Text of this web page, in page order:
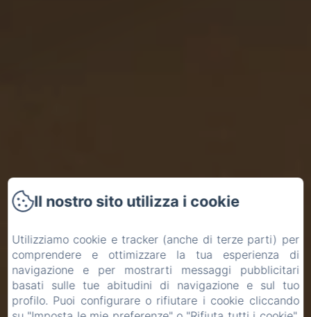
Il nostro sito utilizza i cookie
Utilizziamo cookie e tracker (anche di terze parti) per
comprendere e ottimizzare la tua esperienza di
navigazione e per mostrarti messaggi pubblicitari
basati sulle tue abitudini di navigazione e sul tuo
profilo. Puoi configurare o rifiutare i cookie cliccando